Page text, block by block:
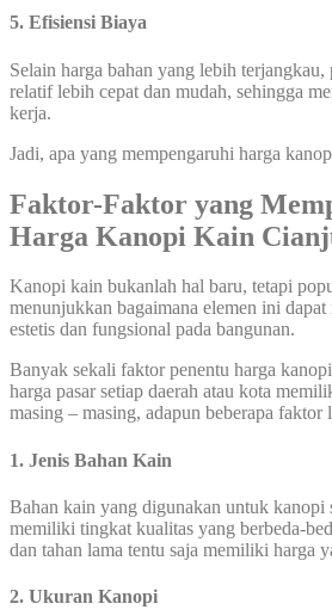
5. Efisiensi Biaya
Selain harga bahan yang lebih terjangkau,
relatif lebih cepat dan mudah, sehingga
kerja.
Jadi, apa yang mempengaruhi harga
Faktor-Faktor yang
Harga Kanopi Kain
Kanopi kain bukanlah hal baru, tetapi
menunjukkan bagaimana elemen ini
estetis dan fungsional pada bangunan.
Banyak sekali faktor penentu harga
harga pasar setiap daerah atau kota
masing – masing, adapun beberapa faktor
1. Jenis Bahan Kain
Bahan kain yang digunakan untuk kanopi
memiliki tingkat kualitas yang berbeda-
dan tahan lama tentu saja memiliki harga
2. Ukuran Kanopi